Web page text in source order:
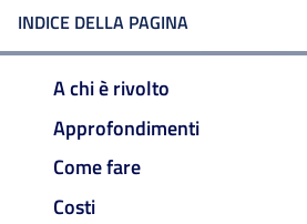
INDICE DELLA PAGINA
A chi è rivolto
Approfondimenti
Come fare
Costi